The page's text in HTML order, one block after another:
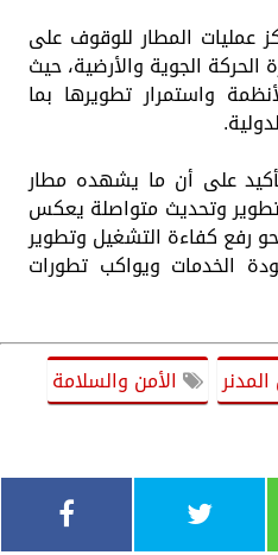
عمليات المطار للوقوف على
الجوية والأرضية، حيث
واستمرار تطويرها بما
على أن ما يشهده مطار
وتحديث متواصلة يعكس
رفع كفاءة التشغيل وتطوير
الخدمات ويواكب تطورات
الأمن والسلامة